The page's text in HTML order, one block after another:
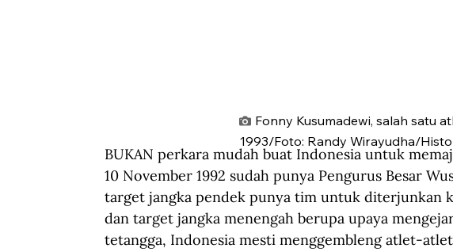
Fonny Kusumadewi, salah satu
1993/Foto: Randy Wirayudha/
BUKAN perkara mudah buat Indonesia untuk
10 November 1992 sudah punya Pengurus Besar
target jangka pendek punya tim untuk diterjunkan
dan target jangka menengah berupa upaya
tetangga, Indonesia mesti menggembleng atlet-